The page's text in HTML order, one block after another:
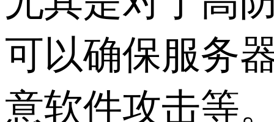
可以确保服务
意软件攻击等